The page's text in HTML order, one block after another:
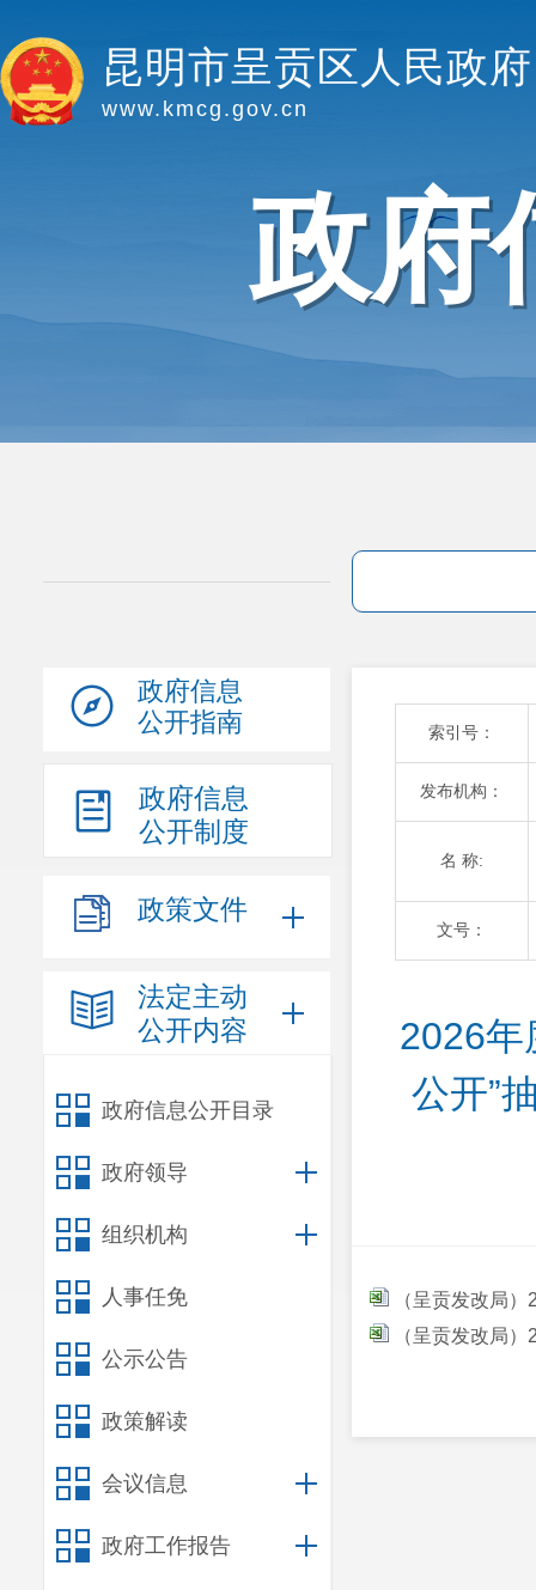
昆明市呈贡区人民政府
www.kmcg.gov.cn
政府
政府信息
公开指南
政府信息
公开制度
政策文件
法定主动
公开内容
政府信息公开目录
政府领导
组织机构
人事任免
公示公告
政策解读
会议信息
政府工作报告
索引号：
发布机构：
名 称:
文号：
2026年
公开”
（呈贡发改局）
（呈贡发改局